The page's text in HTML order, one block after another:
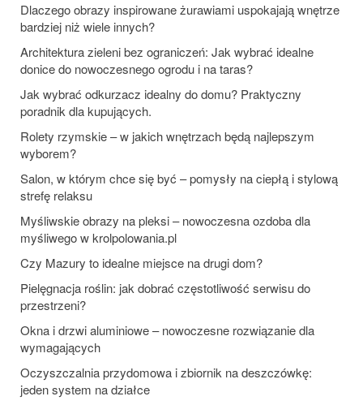
Dlaczego obrazy inspirowane żurawiami uspokajają wnętrze
bardziej niż wiele innych?
Architektura zieleni bez ograniczeń: Jak wybrać idealne
donice do nowoczesnego ogrodu i na taras?
Jak wybrać odkurzacz idealny do domu? Praktyczny
poradnik dla kupujących.
Rolety rzymskie – w jakich wnętrzach będą najlepszym
wyborem?
Salon, w którym chce się być – pomysły na ciepłą i stylową
strefę relaksu
Myśliwskie obrazy na pleksi – nowoczesna ozdoba dla
myśliwego w krolpolowania.pl
Czy Mazury to idealne miejsce na drugi dom?
Pielęgnacja roślin: jak dobrać częstotliwość serwisu do
przestrzeni?
Okna i drzwi aluminiowe – nowoczesne rozwiązanie dla
wymagających
Oczyszczalnia przydomowa i zbiornik na deszczówkę:
jeden system na działce